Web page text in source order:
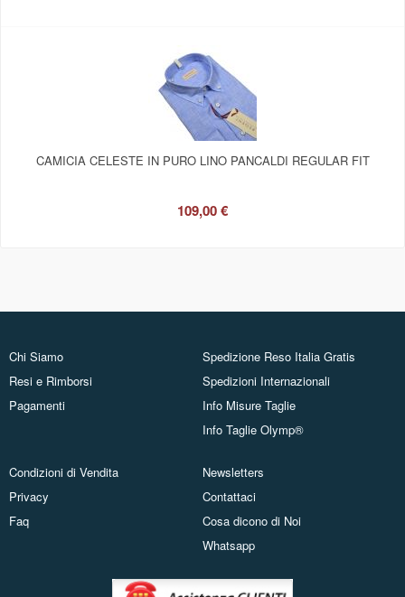
CAMICIA CELESTE IN PURO LINO PANCALDI REGULAR FIT
109,00 €
Chi Siamo
Resi e Rimborsi
Pagamenti
Spedizione Reso Italia Gratis
Spedizioni Internazionali
Info Misure Taglie
Info Taglie Olymp®
Condizioni di Vendita
Privacy
Faq
Newsletters
Contattaci
Cosa dicono di Noi
Whatsapp